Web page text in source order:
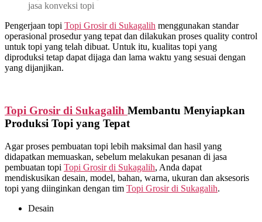
jasa konveksi topi
Pengerjaan topi Topi Grosir di Sukagalih menggunakan standar
operasional prosedur yang tepat dan dilakukan proses quality control
untuk topi yang telah dibuat. Untuk itu, kualitas topi yang
diproduksi tetap dapat dijaga dan lama waktu yang sesuai dengan
yang dijanjikan.
Topi Grosir di Sukagalih Membantu Menyiapkan
Produksi Topi yang Tepat
Agar proses pembuatan topi lebih maksimal dan hasil yang
didapatkan memuaskan, sebelum melakukan pesanan di jasa
pembuatan topi Topi Grosir di Sukagalih, Anda dapat
mendiskusikan desain, model, bahan, warna, ukuran dan aksesoris
topi yang diinginkan dengan tim Topi Grosir di Sukagalih.
Desain